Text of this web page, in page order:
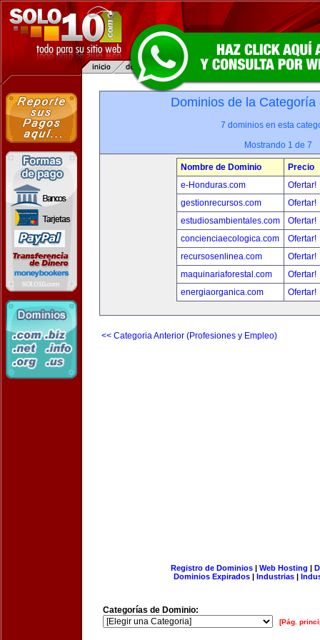
Dominios de la
7 dominios en esta
Mostrando 1 de 7
Nombre de Dominio
Precio
e-Honduras.com
Ofertar!
gestionrecursos.com
Ofertar!
estudiosambientales.com
Ofertar!
concienciaecologica.com
Ofertar!
recursosenlinea.com
Ofertar!
maquinariaforestal.com
Ofertar!
energiaorganica.com
Ofertar!
<< Categoria Anterior (Profesiones y Empleo)
Registro de Dominios| Web Hosting |
Dominios Expirados | Industrias |
Categorías de Dominio:
[Pág.